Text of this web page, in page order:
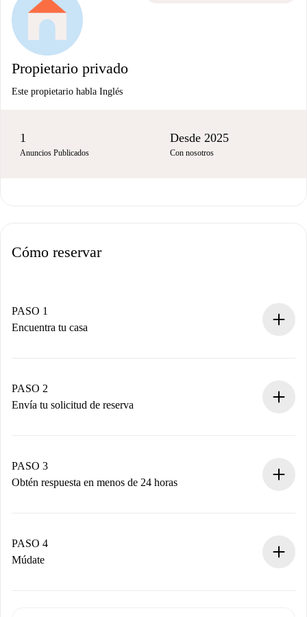
Propietario privado
Este propietario habla Inglés
1
Anuncios Publicados
Desde 2025
Con nosotros
Cómo reservar
PASO 1
Encuentra tu casa
Tienes toda la información necesaria por adelantado.
PASO 2
Envía tu solicitud de reserva
propietario acepte.
PASO 3
Obtén respuesta en menos de 24 horas
contacto con el propietario.
Si es rechazada: No te haremos ningún cargo y te
PASO 4
Múdate